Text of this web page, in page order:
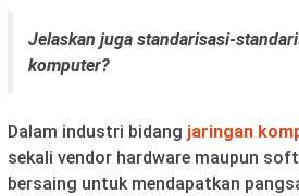
Jelaskan juga standarisasi-
komputer?
Dalam industri bidang jaringan
sekali vendor hardware maupun
bersaing untuk mendapatkan